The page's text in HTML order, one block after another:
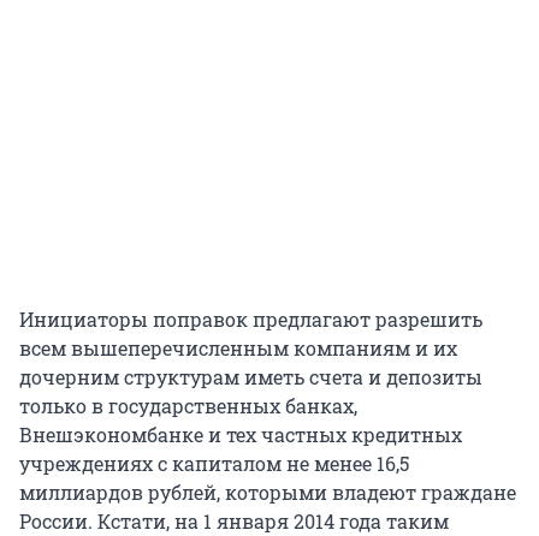
Инициаторы поправок предлагают разрешить
всем вышеперечисленным компаниям и их
дочерним структурам иметь счета и депозиты
только в государственных банках,
Внешэкономбанке и тех частных кредитных
учреждениях с капиталом не менее 16,5
миллиардов рублей, которыми владеют граждане
России. Кстати, на 1 января 2014 года таким